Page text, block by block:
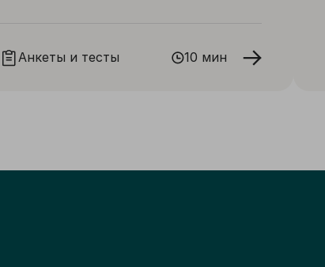
Анкеты и тесты 10 мин